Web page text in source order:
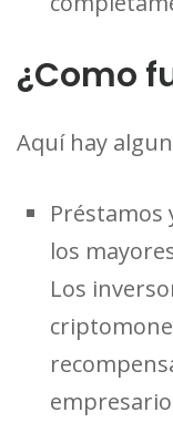
¿Como
Aquí hay
Préstamos
los
Los